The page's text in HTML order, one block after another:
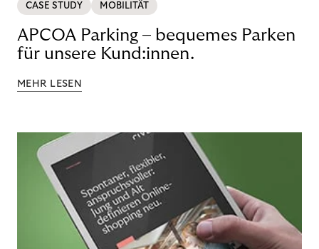
CASE STUDY MOBILITÄT
APCOA Parking – bequemes Parken
für unsere Kund:innen.
MEHR LESEN